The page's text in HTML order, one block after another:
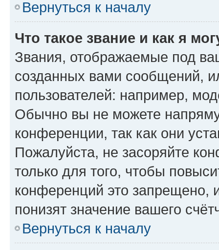
Вернуться к началу
Что такое звание и как я
Звания, отображаемые под
созданных вами сообщений,
пользователей: например,
Обычно вы не можете
конференции, так как они
Пожалуйста, не засоряйте
только для того, чтобы
конференций это запрещено,
понизят значение вашего
Вернуться к началу